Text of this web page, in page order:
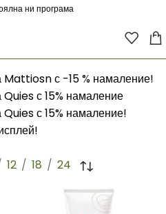
ни програма
12 18 24